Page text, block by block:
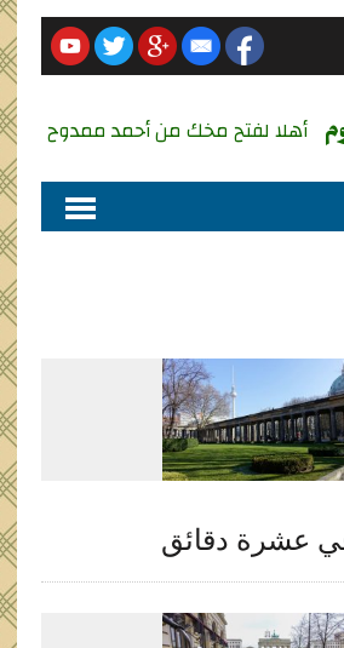
أهلا لفتح مخك من أحمد ممدوح
عشرة دقائق